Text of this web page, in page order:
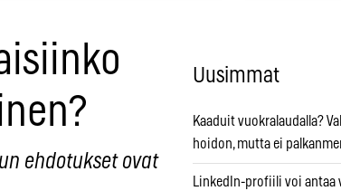
ehdotukset ovat
Uusimmat
Kaaduit vuokralaudalla?
hoidon, mutta ei
LinkedIn-profiili voi antaa